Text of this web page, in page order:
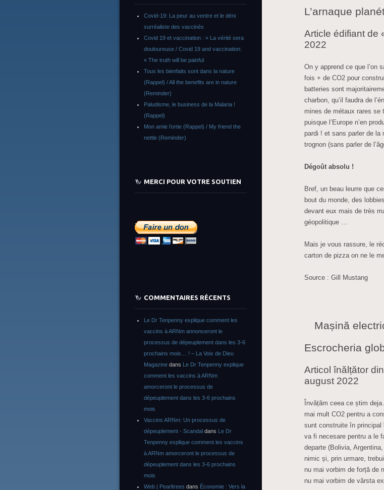
L’arnaque
Article édifiant de
2022
On y apprend ce que l’on
fois + de CO2 pour
batteries sont
charbon, qu’il faudra de
mines de métaux rares
puisque l’Europe n’en
pardi ! et sans parler de la
trognon (sans parler de
Dégoût absolu !
Bref, un beau leurre que
bout du monde, des
devant eux mais de très
géopolitique …
Mais je vous rassure, le
carton de pizza on ne le
Source : Gill Mustang
Mașină
Escrocheria
Articol înălțător
august 2022
Învățăm ceea ce știm
mai mult CO2 pentru a
sunt construite în principal
va fi necesare pentru a le
departe (Bolivia,
nimic și, prin urmare,
nu mai vorbim de forță de
nu mai vorbim de vârsta
Covid-19: La peur au ventre et le déni
surréaliste des vaccinés
Covid 19 et vaccination : « La vérité sera
douloureuse / Covid 19 and vaccination:
« The truth will be painful
Tous les bienfaits sont dans la nature
(Rappel) / All the benefits are in nature
(Reminder)
Paludisme, le business de la Malaria !
(Rappel)
Mon amie l’ortie (Rappel) / My friend the
nettle (Reminder)
MERCI POUR VOTRE SOUTIEN
COMMENTAIRES RÉCENTS
Le Dr Tenpenny explique comment les
vaccins à ARNm annonceront le
processus de dépeuplement dans les 3-6
prochains mois… ! – La Voix de Dieu
Magazine dans Le Dr Tenpenny explique
comment les vaccins à ARNm
amorceront le processus de
dépeuplement dans les 3-6 prochains
mois
Vaccins ARNm: Un processus de
dépeuplement - Scandal dans Le Dr
Tenpenny explique comment les vaccins
à ARNm amorceront le processus de
dépeuplement dans les 3-6 prochains
mois
Web | Pearltrees dans Économie : Vers la